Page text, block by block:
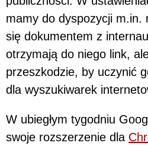
mamy do dyspozycji m.in.
się dokumentem z
otrzymają do niego link,
przeszkodzie, by uczynić
dla wyszukiwarek
W ubiegłym tygodniu
swoje rozszerzenie dla